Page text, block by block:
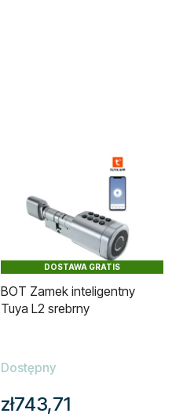
DOSTAWA GRATIS
BOT Zamek inteligentny
Tuya L2 srebrny
Dostępny
zł743,71